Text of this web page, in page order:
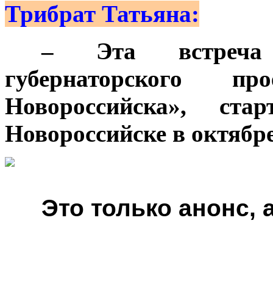
Трибрат Татьяна:
***– Эта встреча
губернаторского
Новороссийска»,
Новороссийске в
Это только анонс,